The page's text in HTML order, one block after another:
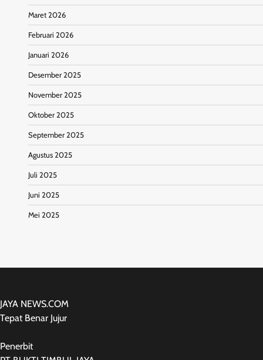
Maret 2026
Februari 2026
Januari 2026
Desember 2025
November 2025
Oktober 2025
September 2025
Agustus 2025
Juli 2025
Juni 2025
Mei 2025
JAYA NEWS.COM
Tepat Benar Jujur
Penerbit